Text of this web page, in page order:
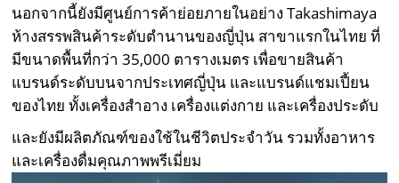
นอกจากนี้ยังมีศูนย์การค้าย่อยภายในอย่าง Takashimaya
ห้างสรรพสินค้าระดับตำนานของญี่ปุ่น สาขาแรกในไทย ที่
มีขนาดพื้นที่กว่า 35,000 ตารางเมตร เพื่อขายสินค้า
แบรนด์ระดับบนจากประเทศญี่ปุ่น และแบรนด์แชมเปี้ยน
ของไทย ทั้งเครื่องสำอาง เครื่องแต่งกาย และเครื่องประดับ
และยังมีผลิตภัณฑ์ของใช้ในชีวิตประจำวัน รวมทั้งอาหาร
และเครื่องดื่มคุณภาพพรีเมี่ยม